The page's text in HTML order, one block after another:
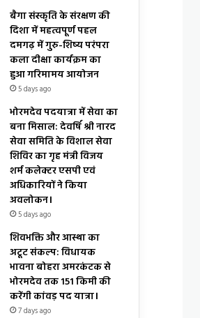
बैगा संस्कृति के संरक्षण की
दिशा में महत्वपूर्ण पहल
दमगढ़ में गुरु-शिष्य परंपरा
कला दीक्षा कार्यक्रम का
हुआ गरिमामय आयोजन
5 days ago
भोरमदेव पदयात्रा में सेवा का
बना मिसाल: देवर्षि श्री नारद
सेवा समिति के विशाल सेवा
शिविर का गृह मंत्री विजय
शर्म कलेक्टर एसपी एवं
अधिकारियों ने किया
अवलोकन।
5 days ago
शिवभक्ति और आस्था का
अटूट संकल्प: विधायक
भावना बोहरा अमरकंटक से
भोरमदेव तक 151 किमी की
करेंगी कांवड़ पद यात्रा।
7 days ago